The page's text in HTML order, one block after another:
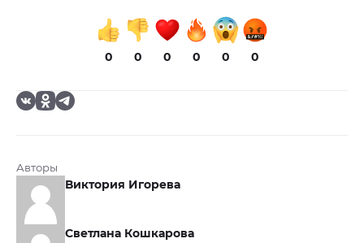
0 0 0 0 0 0
Авторы
Виктория Игорева
Светлана Кошкарова